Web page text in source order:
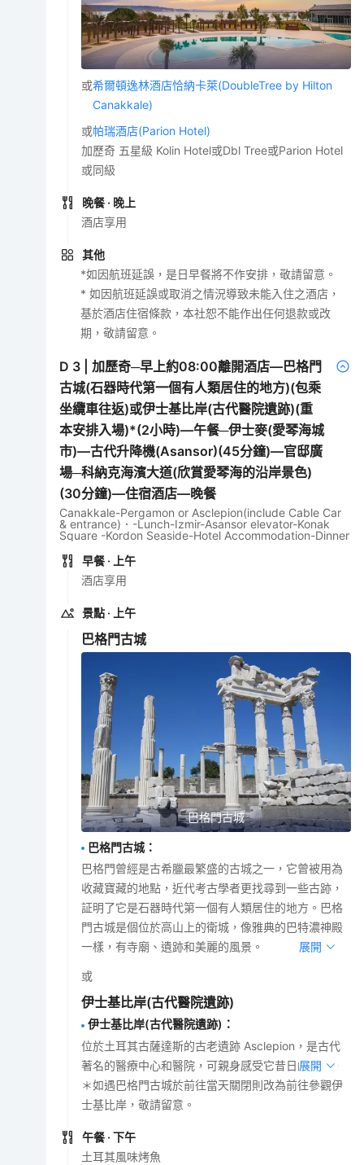
或希爾頓逸林酒店恰納卡萊(DoubleTree by Hilton
Canakkale)
或帕瑞酒店(Parion Hotel)
加歷奇 五星級 Kolin Hotel或Dbl Tree或Parion Hotel
或同級
晚餐 · 晚上
酒店享用
其他
*如因航班延誤，是日早餐將不作安排，敬請留意。
* 如因航班延誤或取消之情況導致未能入住之酒店，
基於酒店住宿條款，本社恕不能作出任何退款或改
期，敬請留意。
D 3 |加歷奇─早上約08:00離開酒店—巴格門
古城(石器時代第一個有人類居住的地方)(包乘
坐纜車往返)或伊士基比岸(古代醫院遺跡)(重
本安排入場)*(2小時)—午餐─伊士麥(愛琴海城
市)—古代升降機(Asansor)(45分鐘)—官邸廣
場─科納克海濱大道(欣賞愛琴海的沿岸景色)
(30分鐘)—住宿酒店—晚餐
Canakkale-Pergamon or Asclepion(include Cable Car
& entrance)．-Lunch-Izmir-Asansor elevator-Konak
Square -Kordon Seaside-Hotel Accommodation-Dinner
早餐 · 上午
酒店享用
景點 · 上午
巴格門古城
巴格門古城
巴格門古城：
巴格門曾經是古希臘最繁盛的古城之一，它曾被用為
收藏寶藏的地點，近代考古學者更找尋到一些古跡，
証明了它是石器時代第一個有人類居住的地方。巴格
門古城是個位於高山上的衛城，像雅典的巴特濃神殿
一樣，有寺廟、遺跡和美麗的風景。
展開
或
伊士基比岸(古代醫院遺跡)
伊士基比岸(古代醫院遺跡) ：
位於土耳其古薩達斯的古老遺跡 Asclepion，是古代
著名的醫療中心和醫院，可親身感受它昔日的輝煌。
展開
＊如遇巴格門古城於前往當天關閉則改為前往參觀伊
士基比岸，敬請留意。
午餐 · 下午
土耳其風味烤魚